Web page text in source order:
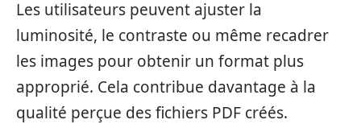
Les utilisateurs peuvent ajuster la
luminosité, le contraste ou même recadrer
les images pour obtenir un format plus
approprié. Cela contribue davantage à la
qualité perçue des fichiers PDF créés.